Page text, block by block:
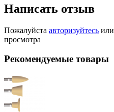
Написать отзыв
Пожалуйста авторизуйтесь или
просмотра
Рекомендуемые товары